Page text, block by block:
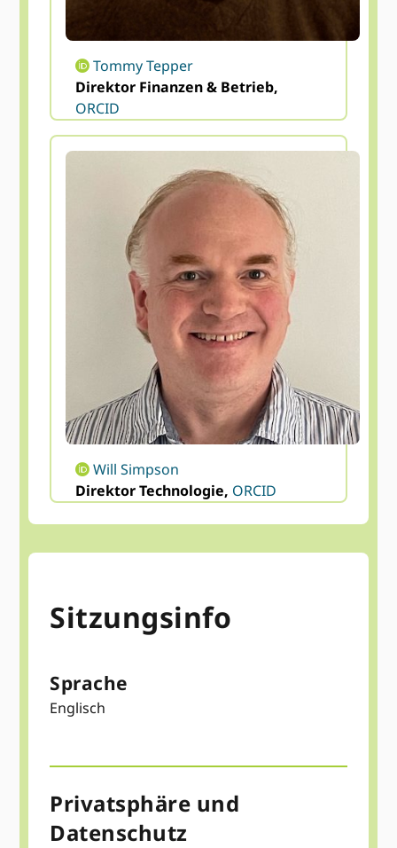
Tommy Tepper
Direktor Finanzen & Betrieb,
ORCID
Will Simpson
Direktor Technologie, ORCID
Sitzungsinfo
Sprache
Englisch
Privatsphäre und
Datenschutz